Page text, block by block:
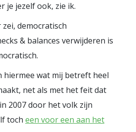
je jezelf ook, zie ik.
democratisch
& balances verwijderen is
hiermee wat mij betreft heel
net als met het feit dat
2007 door het volk zijn
toch een voor een aan het